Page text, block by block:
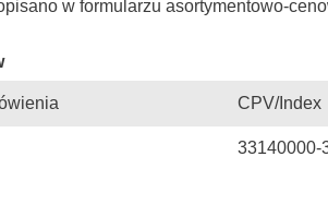
w formularzu asortymentowo-
CPV/Index
33140000-